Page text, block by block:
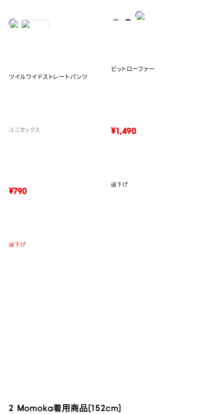
ツイルワイドストレートパンツ
ユニセックス
¥790
値下げ
ビットローファー
¥1,490
値下げ
2 Momoka着用商品(152cm)